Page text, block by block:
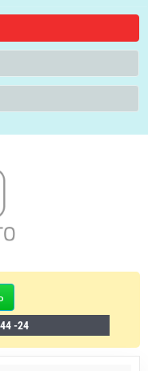
-24